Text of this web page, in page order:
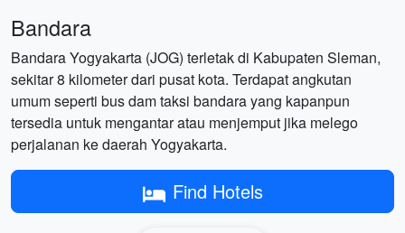
Bandara
Bandara Yogyakarta (JOG) terletak di Kabupaten Sleman,
sekitar 8 kilometer dari pusat kota. Terdapat angkutan
umum seperti bus dam taksi bandara yang kapanpun
tersedia untuk mengantar atau menjemput jika melego
perjalanan ke daerah Yogyakarta.
Find Hotels